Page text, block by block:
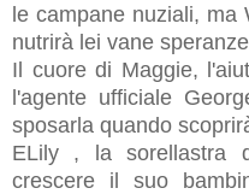
le campane nuziali, ma
nutrirà lei vane
Il cuore di Maggie,
l'agente ufficiale
sposarla quando
ELily , la sorellastra
crescere il suo